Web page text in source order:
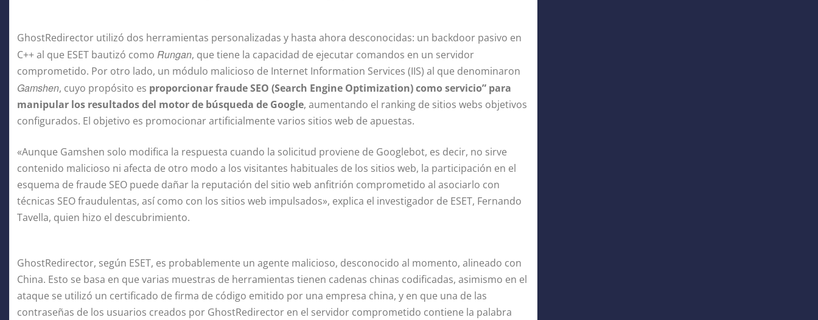
GhostRedirector utilizó dos herramientas personalizadas y hasta ahora desconocidas: un backdoor pasivo en
C++ al que ESET bautizó como Rungan, que tiene la capacidad de ejecutar comandos en un servidor
comprometido. Por otro lado, un módulo malicioso de Internet Information Services (IIS) al que denominaron
Gamshen, cuyo propósito es proporcionar fraude SEO (Search Engine Optimization) como servicio” para
manipular los resultados del motor de búsqueda de Google, aumentando el ranking de sitios webs objetivos
configurados. El objetivo es promocionar artificialmente varios sitios web de apuestas.
«Aunque Gamshen solo modifica la respuesta cuando la solicitud proviene de Googlebot, es decir, no sirve
contenido malicioso ni afecta de otro modo a los visitantes habituales de los sitios web, la participación en el
esquema de fraude SEO puede dañar la reputación del sitio web anfitrión comprometido al asociarlo con
técnicas SEO fraudulentas, así como con los sitios web impulsados», explica el investigador de ESET, Fernando
Tavella, quien hizo el descubrimiento.
GhostRedirector, según ESET, es probablemente un agente malicioso, desconocido al momento, alineado con
China. Esto se basa en que varias muestras de herramientas tienen cadenas chinas codificadas, asimismo en el
ataque se utilizó un certificado de firma de código emitido por una empresa china, y en que una de las
contraseñas de los usuarios creados por GhostRedirector en el servidor comprometido contiene la palabra